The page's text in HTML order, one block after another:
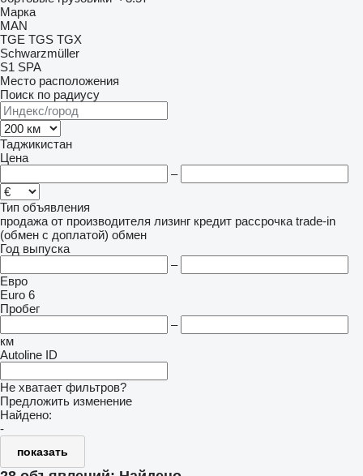
Марка
MAN
TGE TGS TGX
Schwarzmüller
S1 SPA
Место расположения
Поиск по радиусу
Таджикистан
Цена
–
Тип объявления
продажа от производителя лизинг кредит рассрочка trade-in
(обмен с доплатой) обмен
Год выпуска
–
Евро
Euro 6
Пробег
–
км
Autoline ID
Не хватает фильтров?
Предложить изменение
Найдено:
-
показать